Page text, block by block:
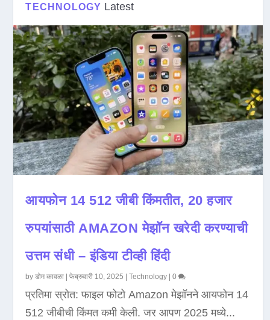
TECHNOLOGY Latest
आयफोन 14 512 जीबी किंमतीत, 20 हजार
रुपयांसाठी AMAZON मेझॉन खरेदी करण्याची
उत्तम संधी – इंडिया टीव्ही हिंदी
byडोम कावळा |फेब्रुवारी 10, 2025 |Technology |0
प्रतिमा स्रोत: फाइल फोटो Amazon मेझॉनने आयफोन 14
512 जीबीची किंमत कमी केली. जर आपण 2025 मध्ये...